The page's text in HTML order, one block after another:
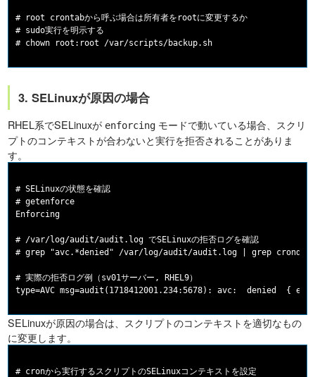
# root crontabから呼ぶ場合は所有者をrootに変更するか
# sudo実行を明示する
3. SELinuxが原因の場合
RHEL系でSELinuxが enforcing モードで動いている場合、スクリ
プトのコンテキストが合わないと実行を拒否されることがありま
す。
# SELinuxの状態を確認
# getenforce
Enforcing
# /var/log/audit/audit.log でSELinuxの拒否ログを確認
# grep "avc.*denied" /var/log/audit/audit.log | grep crond
# 実際の拒否ログ例（sv01サーバー, RHEL9）
SELinuxが原因の場合は、スクリプトのコンテキストを適切なもの
に変更します。
# cronから実行するスクリプトのSELinuxコンテキストを設定